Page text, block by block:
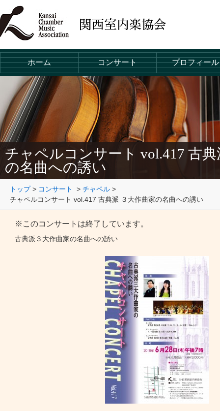
ホーム コンサート プロフィール
チャペルコンサート vol.417 古
の名曲への誘い
トップ> コンサート > チャペル >
チャペルコンサート vol.417 古典派 ３大作曲家の名曲への誘い
※このコンサートは終了しています。
古典派３大作曲家の名曲への誘い